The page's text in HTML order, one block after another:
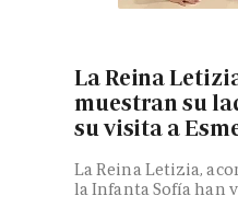
La Reina
muestran su
su visita a
La Reina Letizia,
la Infanta Sofía han